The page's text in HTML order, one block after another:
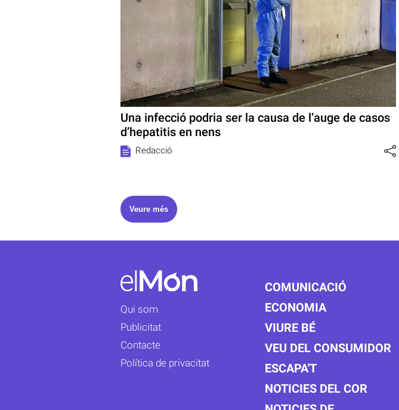
Una infecció podria ser la causa de l’auge de casos
d’hepatitis en nens
Redacció
Veure més
Qui som
Publicitat
Contacte
Política de privacitat
COMUNICACIÓ
ECONOMIA
VIURE BÉ
VEU DEL CONSUMIDOR
ESCAPA'T
NOTICIES DEL COR